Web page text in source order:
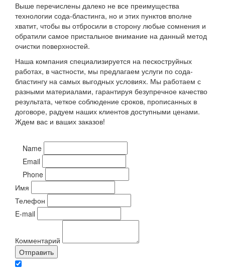
Выше перечислены далеко не все преимущества
технологии сода-бластинга, но и этих пунктов вполне
хватит, чтобы вы отбросили в сторону любые сомнения и
обратили самое пристальное внимание на данный метод
очистки поверхностей.
Наша компания специализируется на пескоструйных
работах, в частности, мы предлагаем услуги по сода-
бластингу на самых выгодных условиях. Мы работаем с
разными материалами, гарантируя безупречное качество
результата, четкое соблюдение сроков, прописанных в
договоре, радуем наших клиентов доступными ценами.
Ждем вас и ваших заказов!
Name
Email
Phone
Имя
Телефон
E-mail
Комментарий
Отправить